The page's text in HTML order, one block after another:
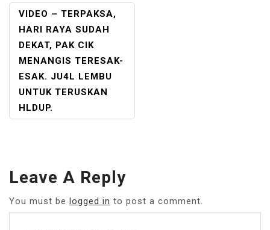
POST
NAVIGATION
VIDEO – TERPAKSA,
HARI RAYA SUDAH
DEKAT, PAK CIK
MENANGIS TERESAK-
ESAK. JU4L LEMBU
UNTUK TERUSKAN
HLDUP.
Leave A Reply
You must be logged in to post a comment.